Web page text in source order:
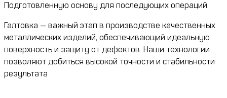
Подготовленную основу для последующих операций
Галтовка — важный этап в производстве качественных
металлических изделий, обеспечивающий идеальную
поверхность и защиту от дефектов. Наши технологии
позволяют добиться высокой точности и стабильности
результата